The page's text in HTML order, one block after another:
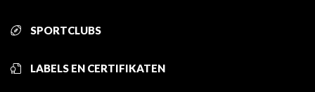
SPORTCLUBS
LABELS EN CERTIFIKATEN